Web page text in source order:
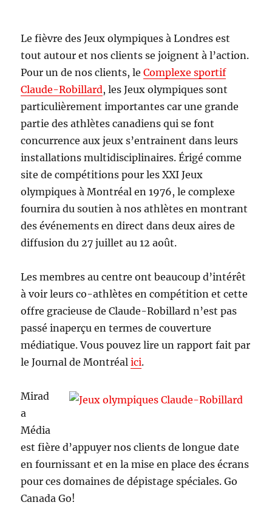
Le fièvre des Jeux olympiques à Londres est
tout autour et nos clients se joignent à l’action.
Pour un de nos clients, leComplexe sportif
Claude-Robillard, les Jeux olympiques sont
particulièrement importantes car une grande
partie des athlètes canadiens qui se font
concurrence aux jeux s’entrainent dans leurs
installations multidisciplinaires. Érigé comme
site de compétitions pour les XXI Jeux
olympiques à Montréal en 1976, le complexe
fournira du soutien à nos athlètes en montrant
des événements en direct dans deux aires de
diffusion du 27 juillet au 12 août.
Les membres au centre ont beaucoup d’intérêt
à voir leurs co-athlètes en compétition et cette
offre gracieuse de Claude-Robillard n’est pas
passé inaperçu en termes de couverture
médiatique. Vous pouvez lire un rapport fait par
le Journal de Montréalici.
Mirad
a
Média
est fière d’appuyer nos clients de longue date
en fournissant et en la mise en place des écrans
pour ces domaines de dépistage spéciales. Go
Canada Go!